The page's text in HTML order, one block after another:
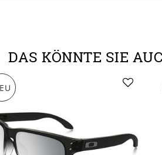
DAS KÖNNTE SIE